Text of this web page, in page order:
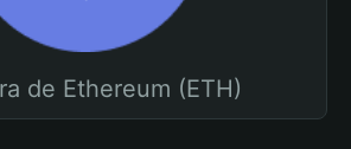
de Ethereum (ETH)